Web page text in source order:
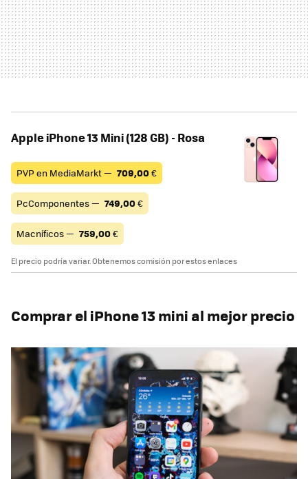
Apple iPhone 13 Mini (128 GB) - Rosa
PVP en MediaMarkt — 709,00€
PcComponentes — 749,00€
Macníficos — 759,00€
El precio podría variar. Obtenemos comisión por estos enlaces
Comprar el iPhone 13 mini al mejor precio